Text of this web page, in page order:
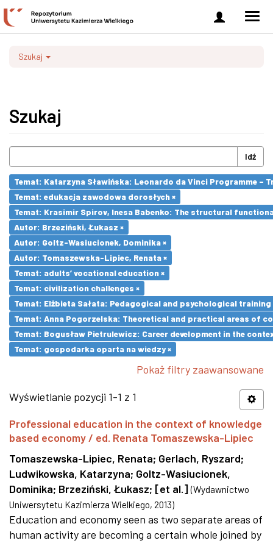
Zaloguj
się
Szukaj
Szukaj
Idź
Temat: Katarzyna Sławińska: Leonardo da Vinci Programme
Temat: edukacja zawodowa dorosłych ×
Temat: Krasimir Spirov, Inesa Babenko: The structural
Autor: Brzeziński, Łukasz ×
Autor: Goltz-Wasiucionek, Dominika ×
Autor: Tomaszewska-Lipiec, Renata ×
Temat: adults’ vocational education ×
Temat: civilization challenges ×
Temat: Elżbieta Sałata: Pedagogical and psychological
Temat: Anna Pogorzelska: Theoretical and practical areas of
Temat: Bogusław Pietrulewicz: Career development in the
Temat: gospodarka oparta na wiedzy ×
Pokaż filtry zaawansowane
Wyświetlanie pozycji 1-1 z 1
Professional education in the context of knowledge
based economy / ed. Renata Tomaszewska-Lipiec
Tomaszewska-Lipiec, Renata; Gerlach, Ryszard;
Ludwikowska, Katarzyna; Goltz-Wasiucionek,
Dominika; Brzeziński, Łukasz; [et al.] (Wydawnictwo
Uniwersytetu Kazimierza Wielkiego, 2013)
Education and economy seen as two separate areas of
human activity are becoming a certain whole joined by